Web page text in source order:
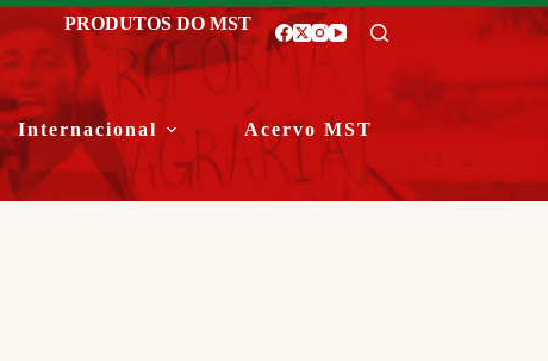
PRODUTOS DO MST
Internacional Acervo MST